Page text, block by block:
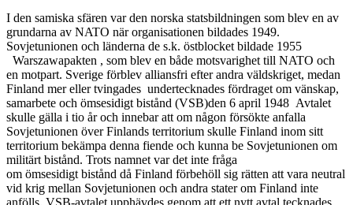
I den samiska sfären var den norska statsbildningen som blev en av
grundarna av NATO när organisationen bildades 1949.
Sovjetunionen och länderna de s.k. östblocket bildade 1955
Warszawapakten , som blev en både motsvarighet till NATO och
en motpart. Sverige förblev alliansfri efter andra väldskriget, medan
Finland mer eller tvingades undertecknades fördraget om vänskap,
samarbete och ömsesidigt bistånd (VSB)den 6 april 1948 Avtalet
skulle gälla i tio år och innebar att om någon försökte anfalla
Sovjetunionen över Finlands territorium skulle Finland inom sitt
territorium bekämpa denna fiende och kunna be Sovjetunionen om
militärt bistånd. Trots namnet var det inte fråga
om ömsesidigt bistånd då Finland förbehöll sig rätten att vara neutral
vid krig mellan Sovjetunionen och andra stater om Finland inte
anfölls. VSB-avtalet upphävdes genom att ett nytt avtal tecknades